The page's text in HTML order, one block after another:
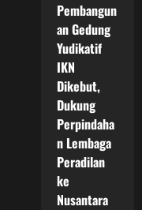
Pembangun
an Gedung
Yudikatif
IKN
Dikebut,
Dukung
Perpindaha
n Lembaga
Peradilan
ke
Nusantara